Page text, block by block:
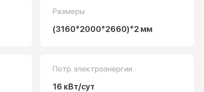
Размеры
(3160*2000*2660)*2 мм
Потр. электроэнергии
16 кВт/сут